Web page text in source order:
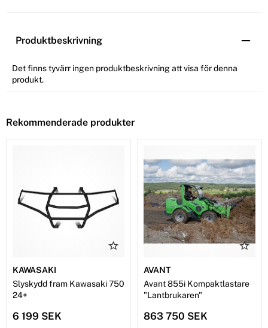
Produktbeskrivning
Det finns tyvärr ingen produktbeskrivning att visa för denna
produkt.
Rekommenderade produkter
KAWASAKI
Slyskydd fram Kawasaki 750
24+
6 199 SEK
AVANT
Avant 855i Kompaktlastare
"Lantbrukaren"
863 750 SEK